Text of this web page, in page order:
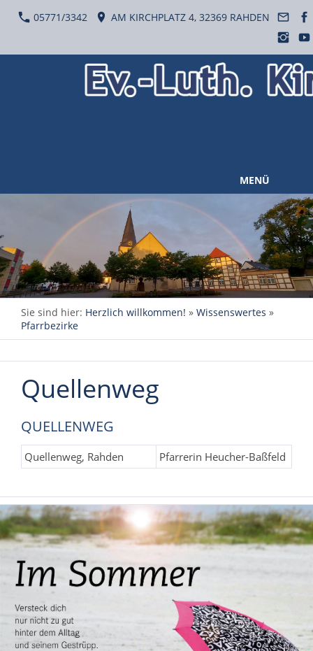
05771/3342 AM KIRCHPLATZ 4, 32369 RAHDEN
MENÜ
Sie sind hier: Herzlich willkommen! » Wissenswertes »
Pfarrbezirke
Quellenweg
QUELLENWEG
Quellenweg, Rahden Pfarrerin Heucher-Baßfeld